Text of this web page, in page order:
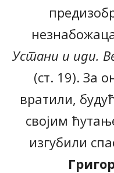
Устани и иди.
(ст. 19). За
вратили,
својим
изгубили